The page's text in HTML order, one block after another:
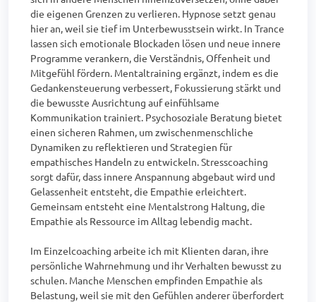
die eigenen Grenzen zu verlieren. Hypnose setzt genau
hier an, weil sie tief im Unterbewusstsein wirkt. In Trance
lassen sich emotionale Blockaden lösen und neue innere
Programme verankern, die Verständnis, Offenheit und
Mitgefühl fördern. Mentaltraining ergänzt, indem es die
Gedankensteuerung verbessert, Fokussierung stärkt und
die bewusste Ausrichtung auf einfühlsame
Kommunikation trainiert. Psychosoziale Beratung bietet
einen sicheren Rahmen, um zwischenmenschliche
Dynamiken zu reflektieren und Strategien für
empathisches Handeln zu entwickeln. Stresscoaching
sorgt dafür, dass innere Anspannung abgebaut wird und
Gelassenheit entsteht, die Empathie erleichtert.
Gemeinsam entsteht eine Mentalstrong Haltung, die
Empathie als Ressource im Alltag lebendig macht.
Im Einzelcoaching arbeite ich mit Klienten daran, ihre
persönliche Wahrnehmung und ihr Verhalten bewusst zu
schulen. Manche Menschen empfinden Empathie als
Belastung, weil sie mit den Gefühlen anderer überfordert